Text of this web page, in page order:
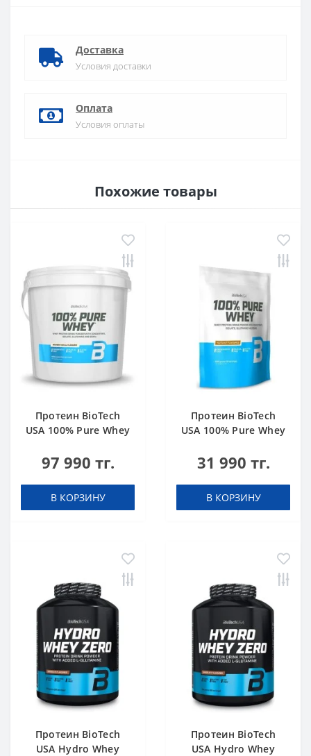
Доставка
Условия доставки
Оплата
Условия оплаты
Похожие товары
Протеин BioTech
USA 100% Pure Whey
g
97 990 тг.
В КОРЗИНУ
Протеин BioTech
USA 100% Pure Whey
31 990 тг.
В КОРЗИНУ
Протеин BioTech
USA Hydro Whey
Протеин BioTech
USA Hydro Whey